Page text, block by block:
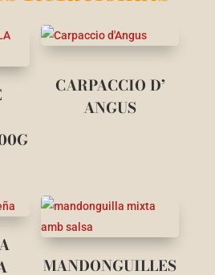
CARPACCIO D’
ANGUS
MANDONGUILLES